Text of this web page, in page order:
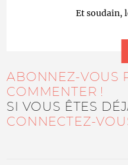
Et soudain,
ABONNEZ-VOUS
COMMENTER !
SI VOUS ÊTES
CONNECTEZ-